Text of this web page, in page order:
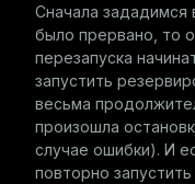
Сначала зададимся
было прервано, то
перезапуска
запустить
весьма
произошла
случае ошибки). И
повторно